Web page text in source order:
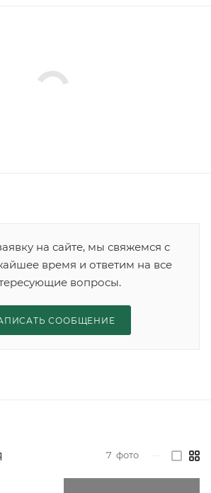
на сайте, мы свяжемся с
время и ответим на все
вопросы.
СООБЩЕНИЕ
7 фото